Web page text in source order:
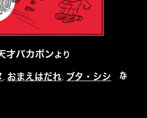
才バカボンより
, おまえはだれ, ブタ・シシ
な